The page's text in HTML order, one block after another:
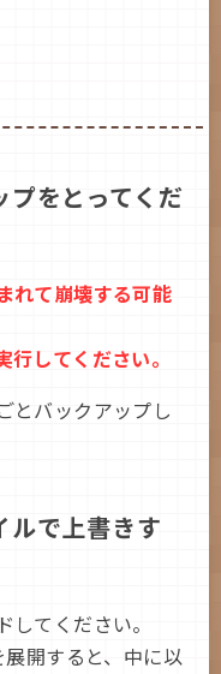
プをとってくだ
れて崩壊する可能
してください。
とバックアップし
ルで上書きす
てください。
開すると、中に以